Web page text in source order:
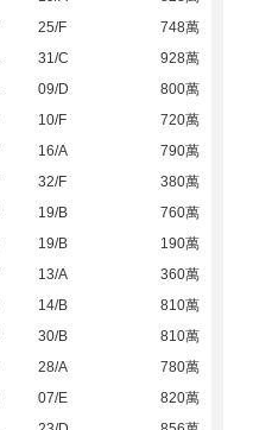
25/F
748萬
31/C
928萬
09/D
800萬
10/F
720萬
16/A
790萬
32/F
380萬
19/B
760萬
19/B
190萬
13/A
360萬
14/B
810萬
30/B
810萬
28/A
780萬
07/E
820萬